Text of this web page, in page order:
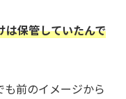
は保管していたんで
前のイメージから